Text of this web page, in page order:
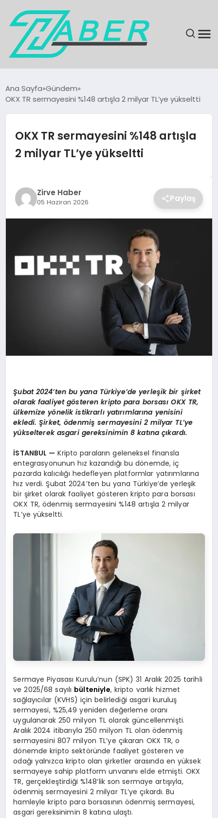
EKONOMI
MAGAZIN
KÜLTÜR & SANAT
SPOR
Ana Sayfa Gündem
OKX TR sermayesini %148 artışla 2 milyar TL’ye yükseltti
OKX TR sermayesini %148 artışla
2 milyar TL’ye yükseltti
Zirve Haber
05 Haziran 2026 Paylaş
Şubat 2024’ten bu yana Türkiye’de yerleşik bir şirket
olarak faaliyet gösteren kripto para borsası OKX TR,
ülkemize yönelik istikrarlı yatırımlarına yenisini
ekledi. Şirket, ödenmiş sermayesini 2 milyar TL’ye
yükselterek asgari gereksinimin 8 katına çıkardı.
İSTANBUL — Kripto paraların geleneksel finansla
entegrasyonunun hız kazandığı bu dönemde, iç
pazarda kalıcılığı hedefleyen platformlar yatırımlarına
hız verdi. Şubat 2024’ten bu yana Türkiye’de yerleşik
bir şirket olarak faaliyet gösteren kripto para borsası
OKX TR, ödenmiş sermayesini %148 artışla 2 milyar
TL’ye yükseltti.
Sermaye Piyasası Kurulu’nun (SPK) 31 Aralık 2025 tarihli
ve 2025/68 sayılı bülteniyle, kripto varlık hizmet
sağlayıcılar (KVHS) için belirlediği asgari kuruluş
sermayesi, %25,49 yeniden değerleme oranı
uygulanarak 250 milyon TL olarak güncellenmişti.
Aralık 2024 itibarıyla 250 milyon TL olan ödenmiş
sermayesini 807 milyon TL’ye çıkaran OKX TR, o
dönemde kripto sektöründe faaliyet gösteren ve
odağı yalnızca kripto olan şirketler arasında en yüksek
sermayeye sahip platform unvanını elde etmişti. OKX
TR, gerçekleştirdiği %148’lik son sermaye artışıyla,
ödenmiş sermayesini 2 milyar TL’ye çıkardı. Bu
hamleyle kripto para borsasının ödenmiş sermayesi,
asgari gereksinimin 8 katına ulaştı.